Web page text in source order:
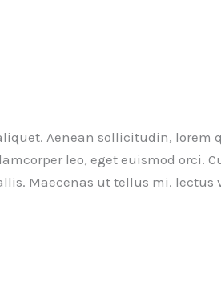
Aenean sollicitudin,
leo, eget euismod orci.
Maecenas ut tellus mi.